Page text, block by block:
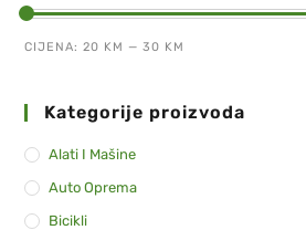
CIJENA:20 KM —30 KM
Kategorije proizvoda
Alati I Mašine
Auto Oprema
Bicikli